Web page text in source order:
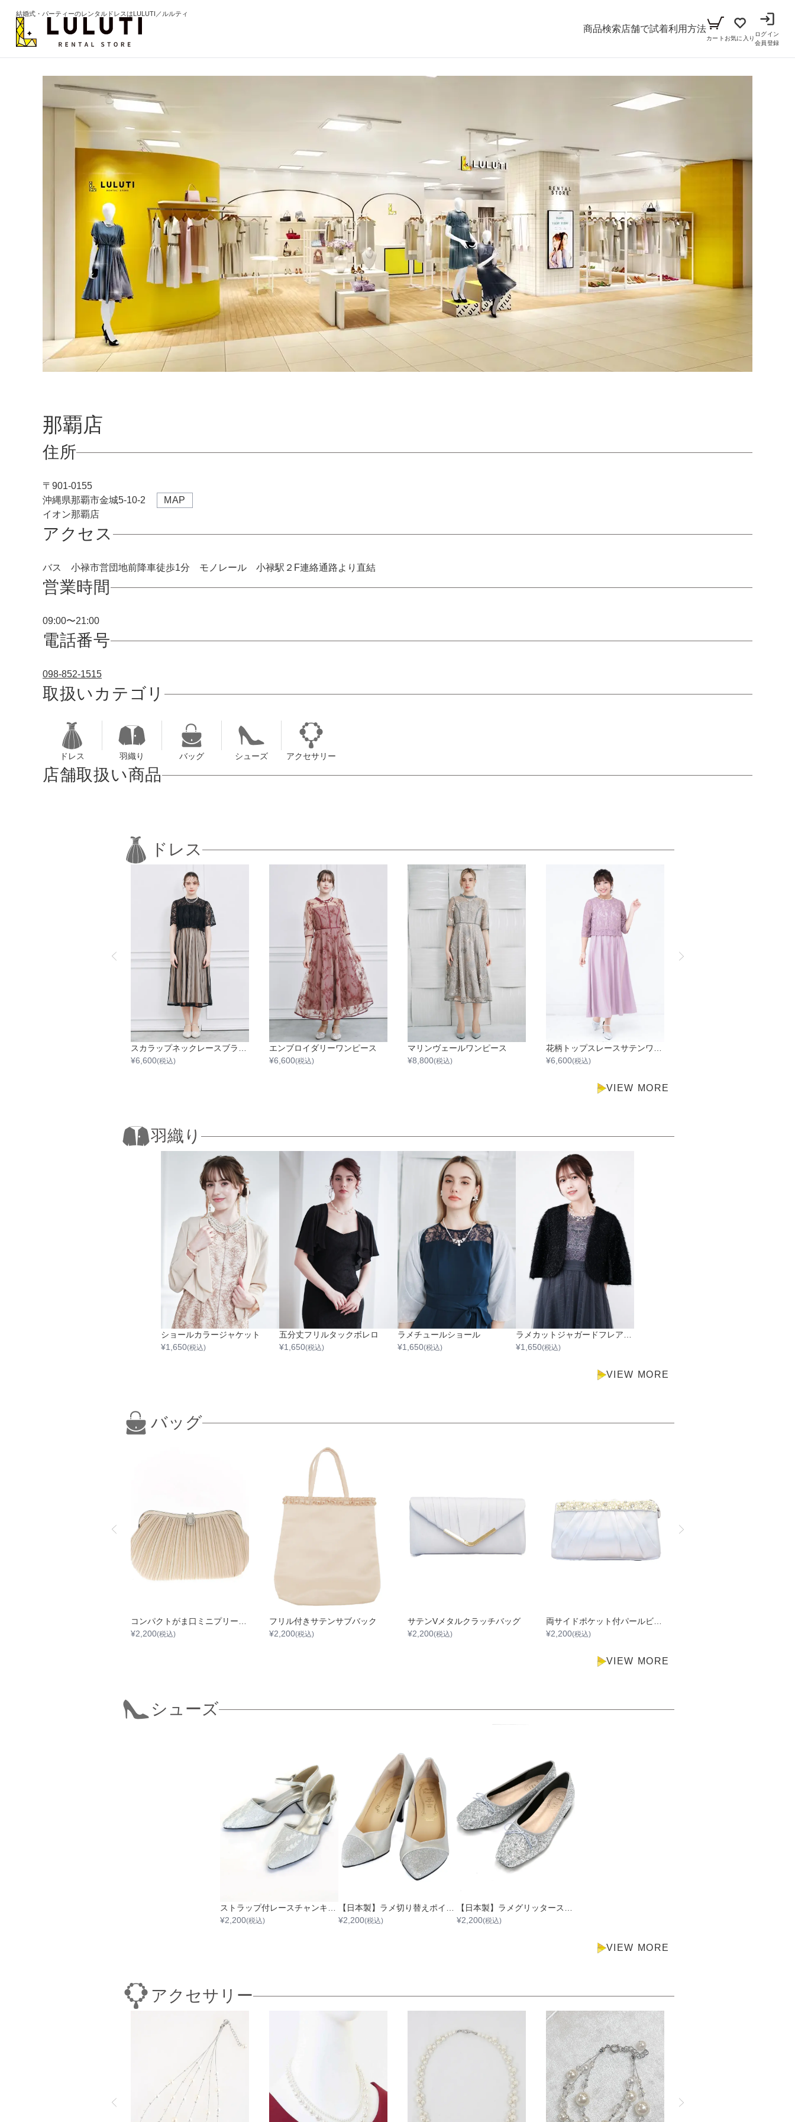
結婚式・パーティーのレンタルドレスはLULUTI／ルルティ
商品検索
カテゴリから選ぶ
ドレス
セットアップ
オールインワン
ブライズメイド
ルルティオリジナル
マザードレス
専門家監修 骨格×カラーセット
推しに会う日はこれ♡
初めての結婚式参列はこれで間違いな
い！
同窓会に着ていきたい憧れドレスはこれ
♡
ワンランク上を叶える謝恩会ドレス
式もこれ一着で安心♡
セット商品
ジャケット
カーディガン
クラッチバッグ
ハンドバッグ
ストラップ付き
アクセサリー
ネックレス
イヤリング
ブラックフォーマル
小物セット
リクルートスーツ
FRAY I.D
kaene
Phase Eight
40代
50代
60代以上
季節のコンテンツ
推し活におすすめのドレス特集♥
骨格＆パーソナルカラーのプロ監修！は
じめての結婚式参列にぴったりのドレス
セット
骨格＆パーソナルカラーのプロ監修！上
品さを叶える結婚式参列ドレスセット
【ご親族編】
入卒・セレモニー
食事・挨拶
推し活・イベント
ブラックフォーマル
リクルート
小物セット（パーティー用）
小物セット（ブラックフォーマル用）
キッズ
ベビー（70cm-90cm）
ドレス
スーツ
カジュアル
ガール（100cm-165cm）
フォーマル
ドレス
ボーイ（100cm-165cm）
スーツ
その他衣装
シューズ
ローファー
キッズパンプス
店舗で試着利用方法
カート お気に入り
ログイン
会員登録
那覇店
住所
〒 901-0155
沖縄県那覇市金城5-10-2
イオン那覇店
MAP
アクセス
バス 小禄市営団地前降車徒歩1分 モノレール 小禄駅２F連絡通路より直結
営業時間
09:00〜21:00
電話番号
098-852-1515
取扱いカテゴリ
ドレス 羽織り バッグ シューズ アクセサリー
店舗取扱い商品
ドレス
¥6,600(税込)
エンブロイダリーワンピース
¥6,600(税込)
マリンヴェールワンピース
¥8,800(税込)
¥6,600(税込)
VIEW MORE
羽織り
ショールカラージャケット
¥1,650(税込)
五分丈フリルタックボレロ
¥1,650(税込)
ラメチュールショール
¥1,650(税込)
¥1,650(税込)
VIEW MORE
バッグ
¥2,200(税込)
フリル付きサテンサブバック
¥2,200(税込)
サテンVメタルクラッチバッグ
¥2,200(税込)
¥2,200(税込)
VIEW MORE
シューズ
¥2,200(税込)
¥2,200(税込)
¥2,200(税込)
VIEW MORE
アクセサリー